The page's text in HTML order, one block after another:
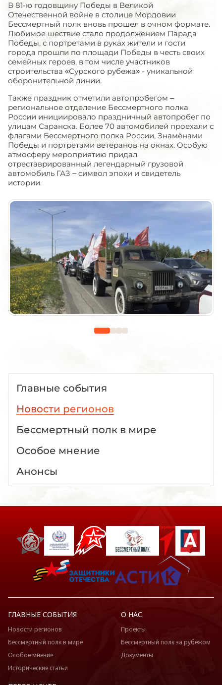
В 81-ю годовщину Победы в Великой
Отечественной войне в столице Мордовии
Бессмертный полк вновь прошел в очном формате.
Любимое шествие стало продолжением Парада
Победы, с портретами в руках жители и гости
города прошли по площади Победы в честь своих
семейных героев, в том числе участников
строительства «Сурского рубежа» - уникальной
оборонительной линии.
Также праздник отметили автопробегом –
региональное отделение Бессмертного полка
России инициировало праздничный автопробег по
улицам Саранска. Более 70 автомобилей проехали с
флагами Бессмертного полка России, Знамёнами
Победы и портретами ветеранов на окнах. Особую
атмосферу мероприятию придал
отреставрированный легендарный грузовой
автомобиль ГАЗ – символ эпохи и свидетель
истории.
Главные события
Новости регионов
Бессмертный полк в мире
Особое мнение
Анонсы
ГЛАВНЫЕ СОБЫТИЯ
Новости регионов
Бессмертный полк в мире
Особое мнение
Исторические статьи
О НАС
Проекты
Бессмертный полк за рубежом
Документы